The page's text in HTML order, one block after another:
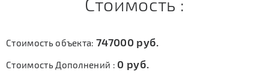
Стоимость объекта:747000 руб.
Стоимость Дополнений : 0 руб.